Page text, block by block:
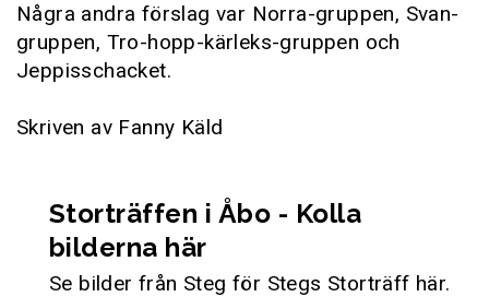
Några andra förslag var Norra-gruppen, Svan-
gruppen, Tro-hopp-kärleks-gruppen och
Jeppisschacket.
Skriven av Fanny Käld
Storträffen i Åbo - Kolla
bilderna här
Se bilder från Steg för Stegs Storträff här.